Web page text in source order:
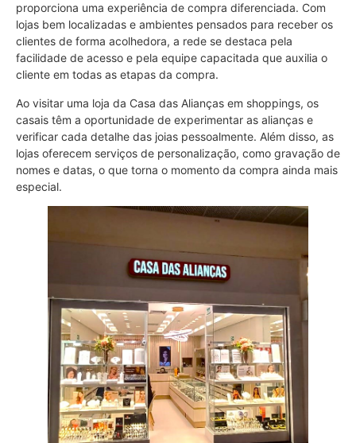
proporciona uma experiência de compra diferenciada. Com
lojas bem localizadas e ambientes pensados para receber os
clientes de forma acolhedora, a rede se destaca pela
facilidade de acesso e pela equipe capacitada que auxilia o
cliente em todas as etapas da compra.
Ao visitar uma loja da Casa das Alianças em shoppings, os
casais têm a oportunidade de experimentar as alianças e
verificar cada detalhe das joias pessoalmente. Além disso, as
lojas oferecem serviços de personalização, como gravação de
nomes e datas, o que torna o momento da compra ainda mais
especial.